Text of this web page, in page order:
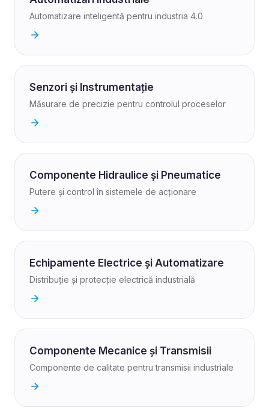
Automatizare inteligentă pentru industria 4.0
Senzori și Instrumentație
Măsurare de precizie pentru controlul proceselor
Componente Hidraulice și Pneumatice
Putere și control în sistemele de acționare
Echipamente Electrice și Automatizare
Distribuție și protecție electrică industrială
Componente Mecanice și Transmisii
Componente de calitate pentru transmisii industriale